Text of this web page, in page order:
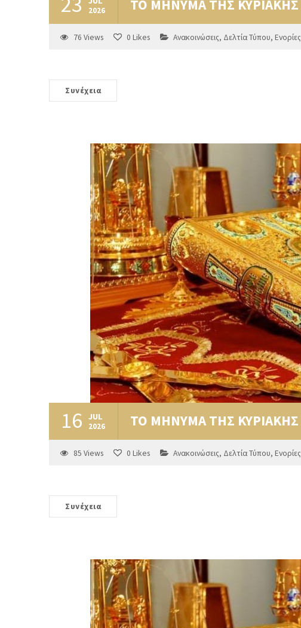
2026 ΤΟ ΜΗΝΥΜΑ ΤΗΣ ΚΥΡΙΑΚΗΣ
76 Views 0 Likes Ανακοινώσεις, Δελτία Τύπου, Ενορίες
Συνέχεια
16 JUL
2026 ΤΟ ΜΗΝΥΜΑ ΤΗΣ ΚΥΡΙΑΚΗΣ
85 Views 0 Likes Ανακοινώσεις, Δελτία Τύπου, Ενορίες
Συνέχεια